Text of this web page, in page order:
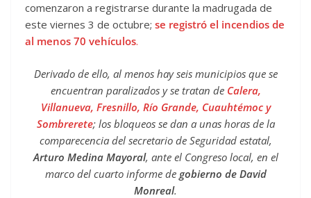
comenzaron a registrarse durante la madrugada de
este viernes 3 de octubre; se registró el incendios de
al menos 70 vehículos.
Derivado de ello, al menos hay seis municipios que se
encuentran paralizados y se tratan de Calera,
Villanueva, Fresnillo, Río Grande, Cuauhtémoc y
Sombrerete; los bloqueos se dan a unas horas de la
comparecencia del secretario de Seguridad estatal,
Arturo Medina Mayoral, ante el Congreso local, en el
marco del cuarto informe de gobierno de David
Monreal.